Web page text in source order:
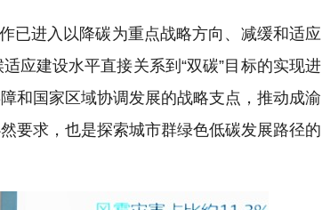
已进入以降碳为重点战略方向、减缓和适应
应建设水平直接关系到“双碳”目标的实现进
和国家区域协调发展的战略支点，推动成渝
要求，也是探索城市群绿色低碳发展路径的